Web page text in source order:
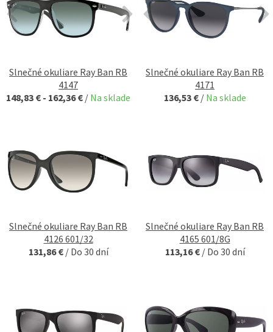
Slnečné okuliare Ray Ban RB
4147
148,83 € - 162,36 € / Na sklade
Slnečné okuliare Ray Ban RB
4171
136,53 € / Na sklade
Slnečné okuliare Ray Ban RB
4126 601/32
131,86 € / Do 30 dní
Slnečné okuliare Ray Ban RB
4165 601/8G
113,16 € / Do 30 dní